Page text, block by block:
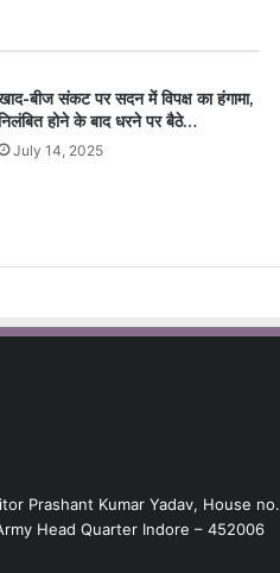
बीज संकट पर सदन में विपक्ष का हंगामा,
होने के बाद धरने पर बैठे…
July 14, 2025
Prashant Kumar Yadav, House no.
Head Quarter Indore – 452006